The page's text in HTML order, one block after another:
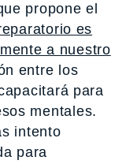
propone el
es
a nuestro
entre los
para
mentales.
intento
para